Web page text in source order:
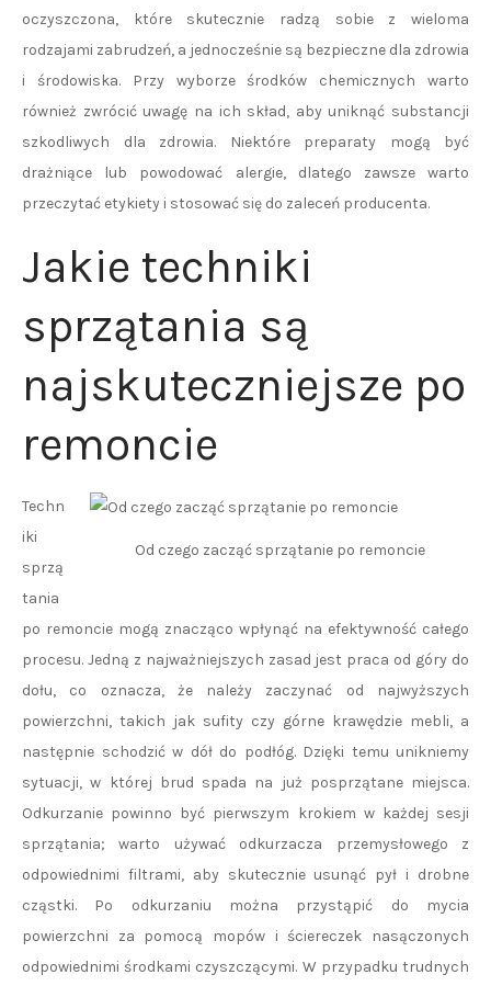
oczyszczona, które skutecznie radzą sobie z wieloma
rodzajami zabrudzeń, a jednocześnie są bezpieczne dla zdrowia
i środowiska. Przy wyborze środków chemicznych warto
również zwrócić uwagę na ich skład, aby uniknąć substancji
szkodliwych dla zdrowia. Niektóre preparaty mogą być
drażniące lub powodować alergie, dlatego zawsze warto
przeczytać etykiety i stosować się do zaleceń producenta.
Jakie techniki
sprzątania są
najskuteczniejsze po
remoncie
Od czego zacząć sprzątanie po remoncie
Techn
iki
sprzą
tania
po remoncie mogą znacząco wpłynąć na efektywność całego
procesu. Jedną z najważniejszych zasad jest praca od góry do
dołu, co oznacza, że należy zaczynać od najwyższych
powierzchni, takich jak sufity czy górne krawędzie mebli, a
następnie schodzić w dół do podłóg. Dzięki temu unikniemy
sytuacji, w której brud spada na już posprzątane miejsca.
Odkurzanie powinno być pierwszym krokiem w każdej sesji
sprzątania; warto używać odkurzacza przemysłowego z
odpowiednimi filtrami, aby skutecznie usunąć pył i drobne
cząstki. Po odkurzaniu można przystąpić do mycia
powierzchni za pomocą mopów i ściereczek nasączonych
odpowiednimi środkami czyszczącymi. W przypadku trudnych